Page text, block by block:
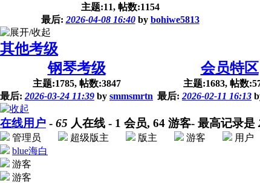
主题:11, 帖数:1154
最后: 2026-04-08 16:40by bohiwe5813
其他考级
钢琴考级
主题:1785, 帖数:3847
最后: 2026-03-24 11:39 by smmsmrtn
会员特区
主题:1683, 帖数
最后: 2026-02-11 16:13
在线用户 - 65 人在线 - 1 会员, 64 游客- 最高记录是
管理员 超级版主 版主 游客
用
blue海白
游客
游客